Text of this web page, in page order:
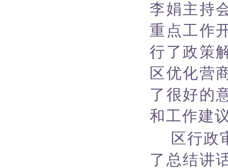
李娟主持
重点工作
行了政策
区优化营
了很好的
和工作建
区行政
了总结讲